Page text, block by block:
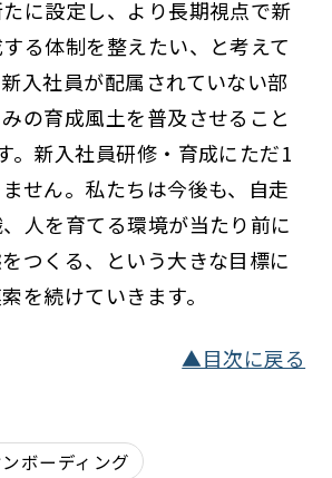
に設定し、より長期視点で新
る体制を整えたい、と考えて
入社員が配属されていない部
の育成風土を普及させること
。新入社員研修・育成にただ1
せん。私たちは今後も、自走
人を育てる環境が当たり前に
つくる、という大きな目標に
を続けていきます。
▲目次に戻る
ボーディング